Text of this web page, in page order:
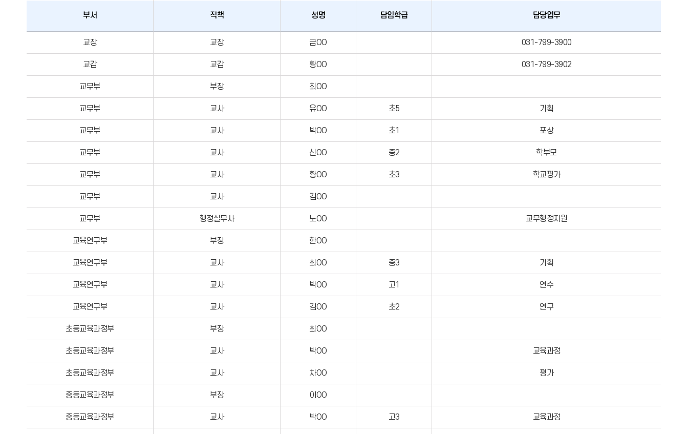
담임학급,
담당업무
부서 직책 성명 담임학급 담당업무
교장 교장 금OO 031-799-3900
교감 교감 황OO 031-799-3902
교무부 부장 최OO
교무부 교사 유OO 초5 기획
교무부 교사 박OO 초1 포상
교무부 교사 신OO 중2 학부모
교무부 교사 황OO 초3 학교평가
교무부 교사 김OO
교무부 행정실무사 노OO 교무행정지원
교육연구부 부장 한OO
교육연구부 교사 최OO 중3 기획
교육연구부 교사 박OO 고1 연수
교육연구부 교사 김OO 초2 연구
초등교육과정부 부장 최OO
초등교육과정부 교사 박OO 교육과정
초등교육과정부 교사 차OO 평가
중등교육과정부 부장 이OO
중등교육과정부 교사 박OO 고3 교육과정